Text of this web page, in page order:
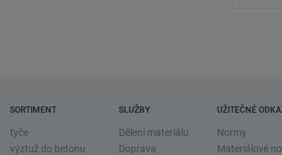
SORTIMENT
tyče
výztuž do betonu
SLUŽBY
Dělení materiálu
Doprava
UŽITEČNÉ
Normy
Materiálové